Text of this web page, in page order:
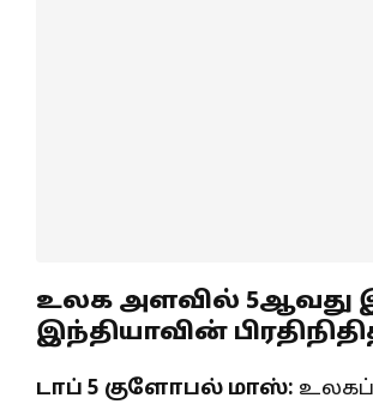
உலக அளவில் 5ஆவது
இந்தியாவின்
டாப் 5 குளோபல் மாஸ்: உலகப்